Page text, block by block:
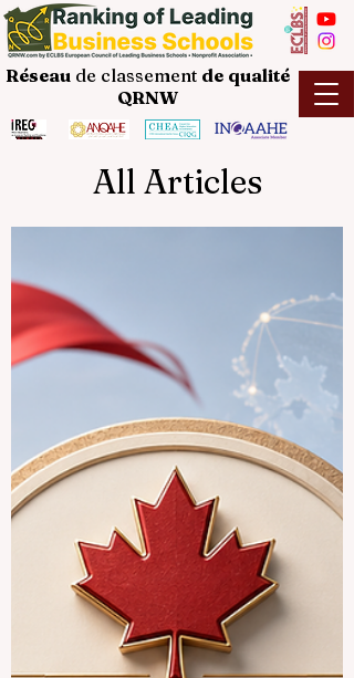
Réseau de classement de qualité
QRNW
All Articles